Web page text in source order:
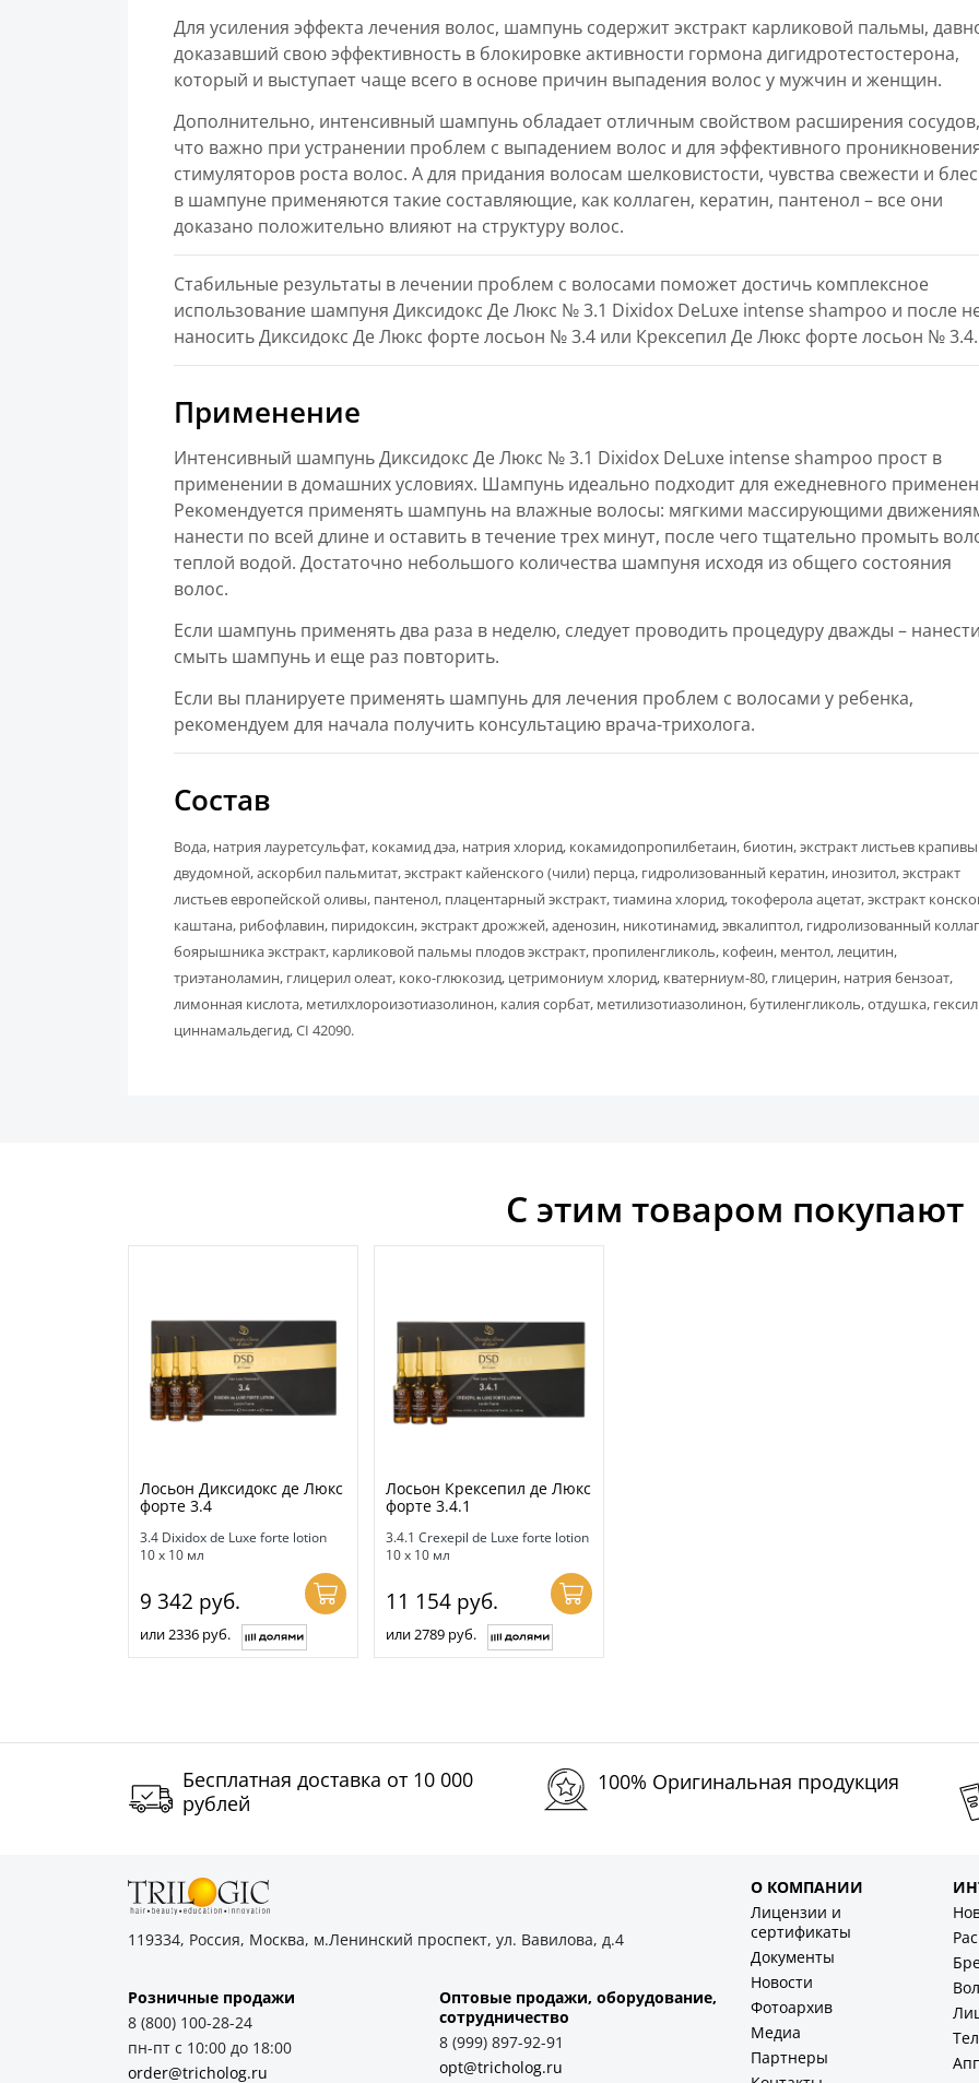
Для усиления эффекта лечения волос, шампунь содержит экстракт карликовой пальмы,
доказавший свою эффективность в блокировке активности гормона дигидротестостерона,
который и выступает чаще всего в основе причин выпадения волос у мужчин и женщин.
Дополнительно, интенсивный шампунь обладает отличным свойством расширения сосудов,
что важно при устранении проблем с выпадением волос и для эффективного
стимуляторов роста волос. А для придания волосам шелковистости, чувства свежести и
в шампуне применяются такие составляющие, как коллаген, кератин, пантенол – все они
доказано положительно влияют на структуру волос.
Стабильные результаты в лечении проблем с волосами поможет достичь комплексное
использование шампуня Диксидокс Де Люкс № 3.1 Dixidox DeLuxe intense shampoo и после
наносить Диксидокс Де Люкс форте лосьон № 3.4 или Крексепил Де Люкс форте лосьон №
Применение
Интенсивный шампунь Диксидокс Де Люкс № 3.1 Dixidox DeLuxe intense shampoo прост в
применении в домашних условиях. Шампунь идеально подходит для ежедневного
Рекомендуется применять шампунь на влажные волосы: мягкими массирующими
нанести по всей длине и оставить в течение трех минут, после чего тщательно промыть
теплой водой. Достаточно небольшого количества шампуня исходя из общего состояния
волос.
Если шампунь применять два раза в неделю, следует проводить процедуру дважды –
смыть шампунь и еще раз повторить.
Если вы планируете применять шампунь для лечения проблем с волосами у ребенка,
рекомендуем для начала получить консультацию врача-трихолога.
Состав
Вода, натрия лауретсульфат, кокамид дэа, натрия хлорид, кокамидопропилбетаин, биотин, экстракт листьев крапивы
двудомной, аскорбил пальмитат, экстракт кайенского (чили) перца, гидролизованный кератин, инозитол, экстракт
листьев европейской оливы, пантенол, плацентарный экстракт, тиамина хлорид, токоферола ацетат, экстракт
каштана, рибофлавин, пиридоксин, экстракт дрожжей, аденозин, никотинамид, эвкалиптол, гидролизованный
боярышника экстракт, карликовой пальмы плодов экстракт, пропиленгликоль, кофеин, ментол, лецитин,
триэтаноламин, глицерил олеат, коко-глюкозид, цетримониум хлорид, кватерниум-80, глицерин, натрия бензоат,
лимонная кислота, метилхлороизотиазолинон, калия сорбат, метилизотиазолинон, бутиленгликоль, отдушка, гексил
циннамальдегид, CI 42090.
С этим товаром покупают
Лосьон Диксидокс де Люкс
форте 3.4
3.4 Dixidox de Luxe forte lotion
10 х 10 мл
9 342 руб.
или 2336 руб.
Лосьон Крексепил де Люкс
форте 3.4.1
3.4.1 Crexepil de Luxe forte lotion
10 х 10 мл
11 154 руб.
или 2789 руб.
Бесплатная доставка от 10 000
рублей
100% Оригинальная продукция
119334, Россия, Москва, м.Ленинский проспект, ул. Вавилова, д.4
Розничные продажи
8 (800) 100-28-24
пн-пт с 10:00 до 18:00
order@tricholog.ru
Оптовые продажи, оборудование,
cотрудничество
8 (999) 897-92-91
opt@tricholog.ru
О КОМПАНИИ
Лицензии и
сертификаты
Документы
Новости
Фотоархив
Медиа
Партнеры